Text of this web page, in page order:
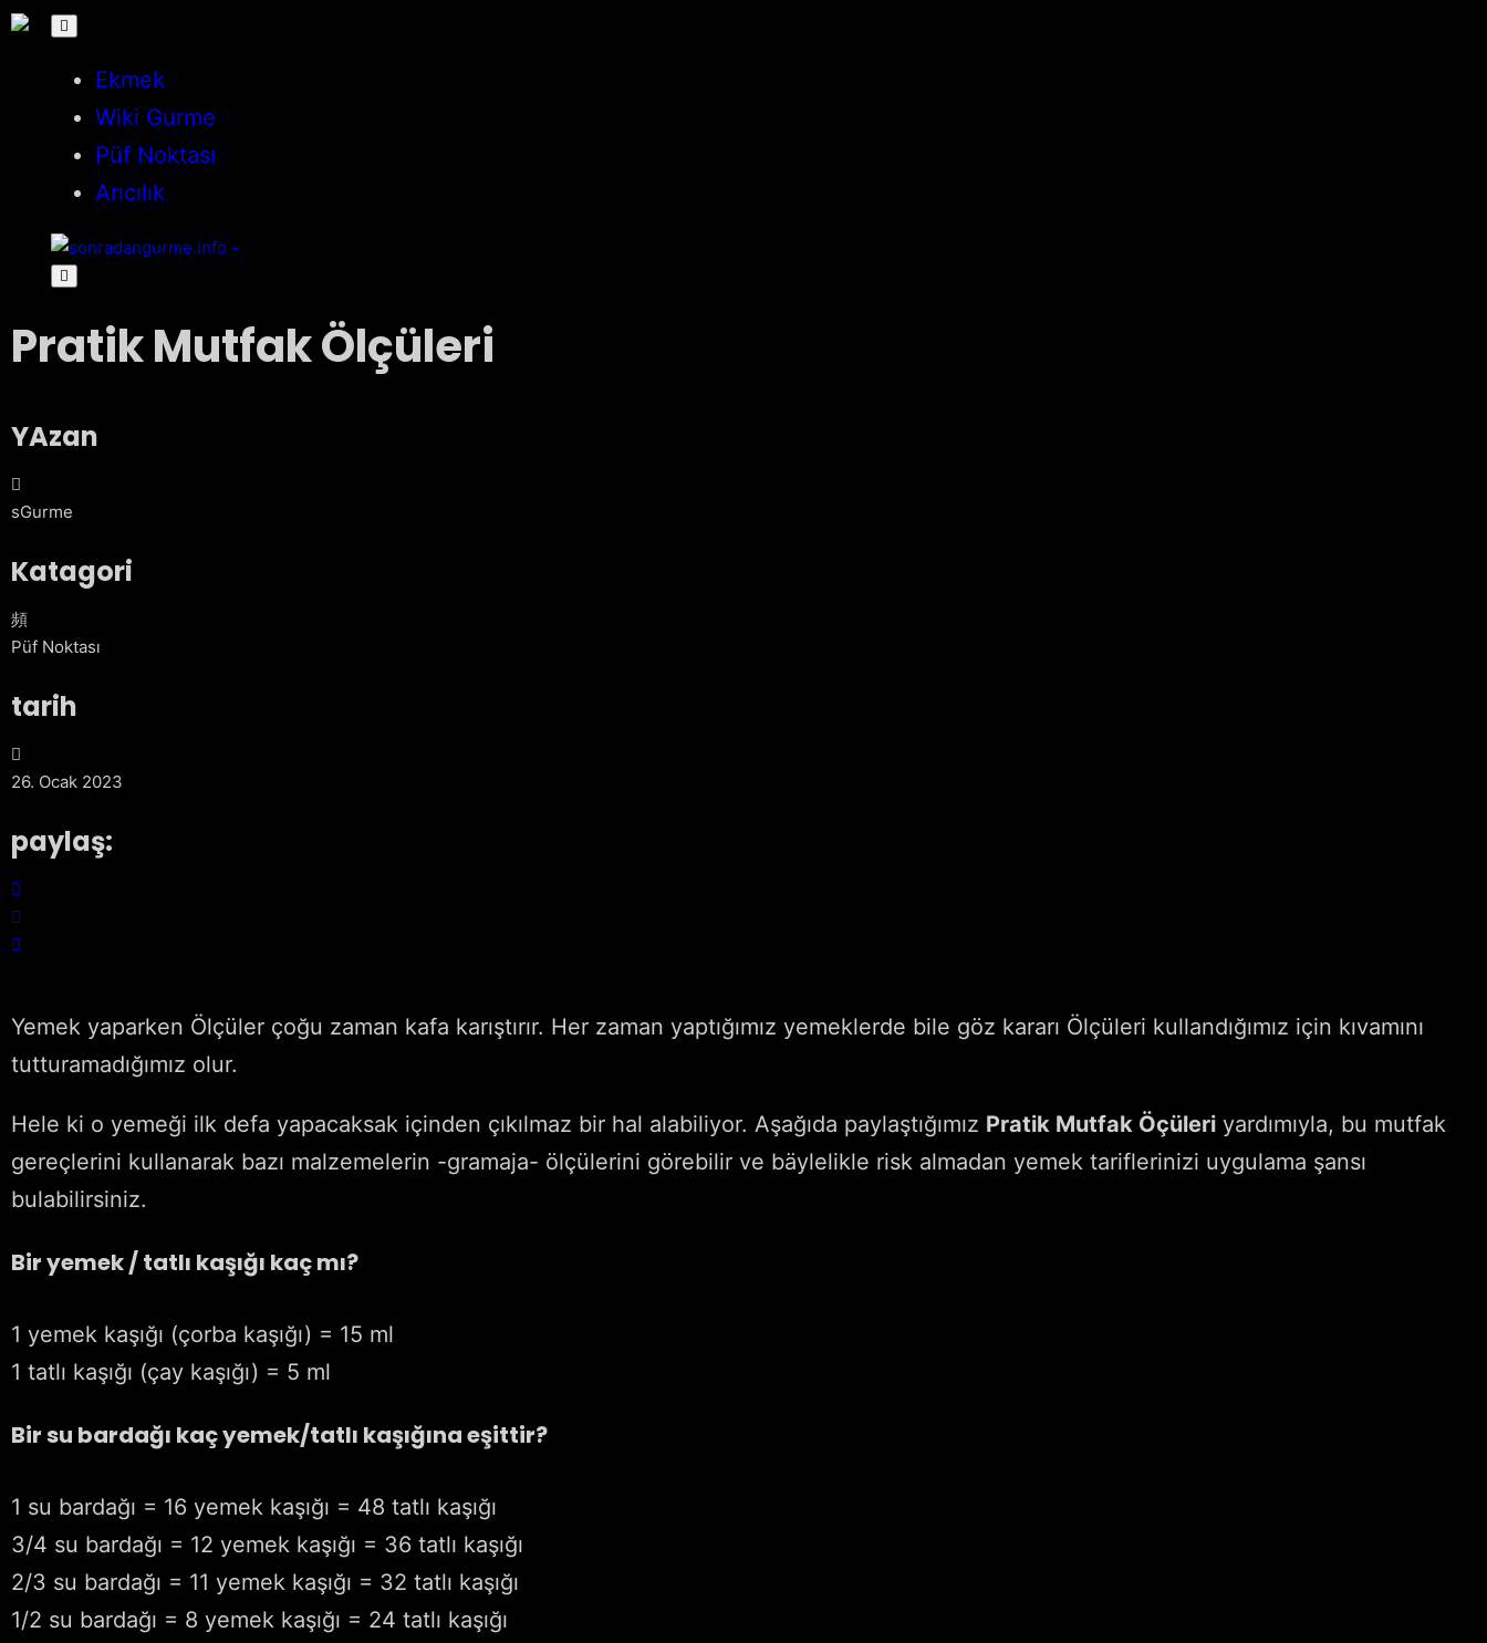
Ekmek
Wiki Gurme
Püf Noktası
Arıcılık
Pratik Mutfak Ölçüleri
YAzan
sGurme
Katagori
Püf Noktası
tarih
26. Ocak 2023
paylaş:
Yemek yaparken Ölçüler çoğu zaman kafa karıştırır. Her zaman yaptığımız yemeklerde bile göz kararı Ölçüleri kullandığımız için kıvamını
tutturamadığımız olur.
Hele ki o yemeği ilk defa yapacaksak içinden çıkılmaz bir hal alabiliyor. Aşağıda paylaştığımız Pratik Mutfak Öçüleri yardımıyla, bu mutfak
gereçlerini kullanarak bazı malzemelerin -gramaja- ölçülerini görebilir ve bäylelikle risk almadan yemek tariflerinizi uygulama şansı
bulabilirsiniz.
Bir yemek / tatlı kaşığı kaç mı?
1 yemek kaşığı (çorba kaşığı) = 15 ml
1 tatlı kaşığı (çay kaşığı) = 5 ml
Bir su bardağı kaç yemek/tatlı kaşığına eşittir?
1 su bardağı = 16 yemek kaşığı = 48 tatlı kaşığı
3/4 su bardağı = 12 yemek kaşığı = 36 tatlı kaşığı
2/3 su bardağı = 11 yemek kaşığı = 32 tatlı kaşığı
1/2 su bardağı = 8 yemek kaşığı = 24 tatlı kaşığı